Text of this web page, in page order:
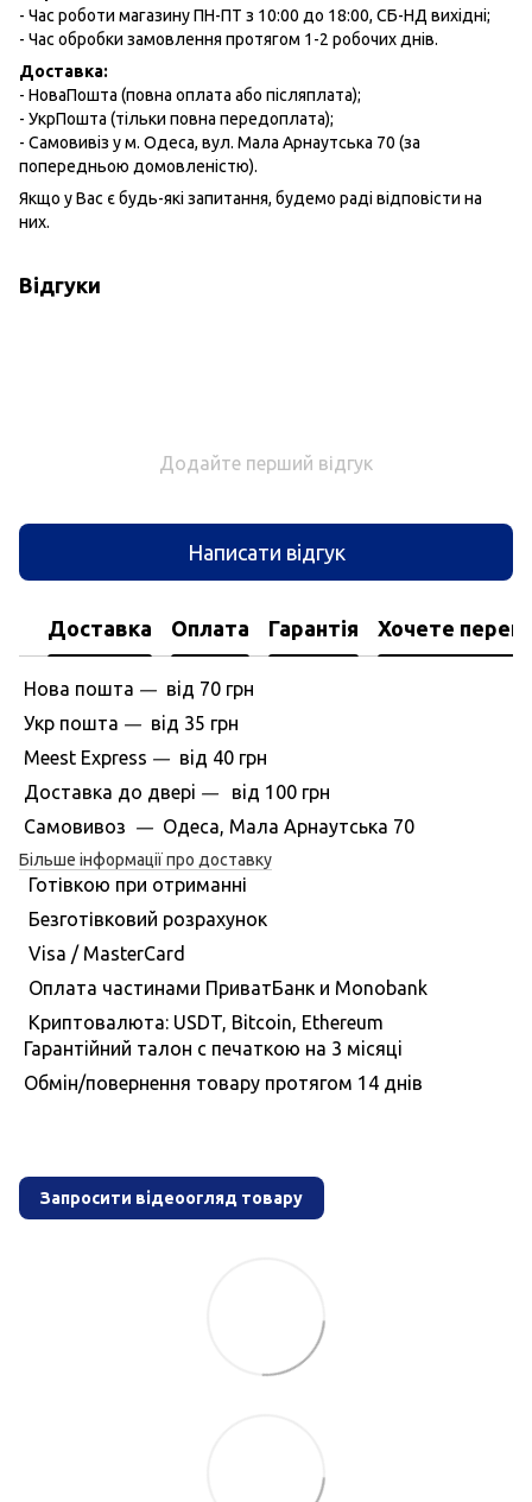
- Час роботи магазину ПН-ПТ з 10:00 до 18:00, СБ-НД вихідні;
- Час обробки замовлення протягом 1-2 робочих днів.
Доставка:
- НоваПошта (повна оплата або післяплата);
- УкрПошта (тільки повна передоплата);
- Самовивіз у м. Одеса, вул. Мала Арнаутська 70 (за
попередньою домовленістю).
Якщо у Вас є будь-які запитання, будемо раді відповісти на
них.
Відгуки
Додайте перший відгук
Написати відгук
Доставка Оплата Гарантія Хочете
Нова пошта — вiд 70 грн
Укр пошта — вiд 35 грн
Meest Express — вiд 40 грн
Доставка до дверi —вiд 100 грн
Самовивоз
— Одеса, Мала Арнаутська 70
Більше інформації про доставку
Готівкою при отриманні
Безготівковий розрахунок
Visa / MasterCard
Оплата частинами ПриватБанк и Monobank
Криптовалюта: USDT, Bitcoin, Ethereum
Гарантiйний талон с печаткою на 3 мiсяцi
Обмiн/повернення товару протягом 14 днiв
Запросити відеоогляд товару